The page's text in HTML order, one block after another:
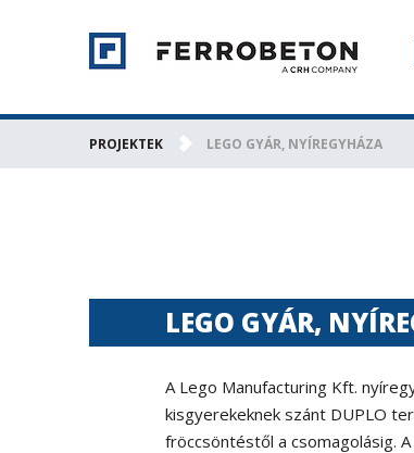
PROJEKTEK LEGO GYÁR, NYÍREGYHÁZA
LEGO GYÁR,
A Lego Manufacturing Kft.
kisgyerekeknek szánt DUPLO
fröccsöntéstől a csomagolásig.